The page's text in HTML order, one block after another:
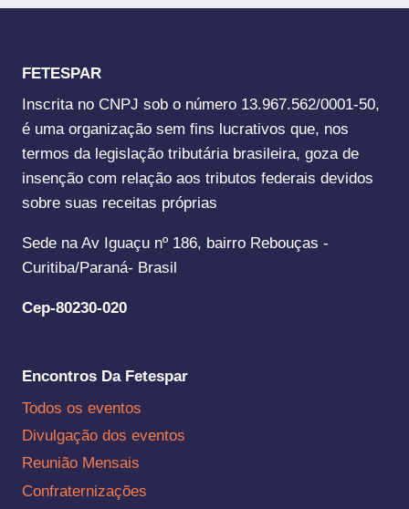
FETESPAR
Inscrita no CNPJ sob o número 13.967.562/0001-50,
é uma organização sem fins lucrativos que, nos
termos da legislação tributária brasileira, goza de
insenção com relação aos tributos federais devidos
sobre suas receitas próprias
Sede na Av Iguaçu nº 186, bairro Rebouças -
Curitiba/Paraná- Brasil
Cep-80230-020
Encontros Da Fetespar
Todos os eventos
Divulgação dos eventos
Reunião Mensais
Confraternizações